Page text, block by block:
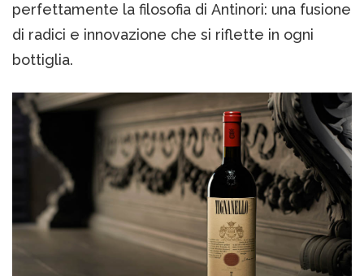
perfettamente la filosofia di Antinori: una fusione
di radici e innovazione che si riflette in ogni
bottiglia.